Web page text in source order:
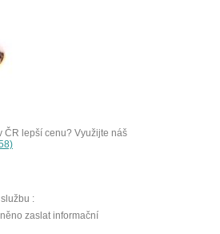
ČR lepší cenu? Využijte náš
:
zaslat informační